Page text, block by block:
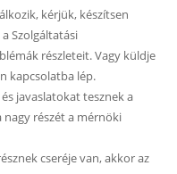
kérjük, készítsen
Szolgáltatási
részleteit. Vagy küldje
kapcsolatba lép.
javaslatokat tesznek a
részét a mérnöki
cseréje van, akkor az